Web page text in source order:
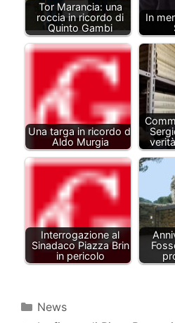
Tor Marancia: una
roccia in ricordo di
Quinto Gambi
In
Una targa in ricordo di
Aldo Murgia
Interrogazione al
Sinadaco Piazza Brin
in pericolo
Categorie
News